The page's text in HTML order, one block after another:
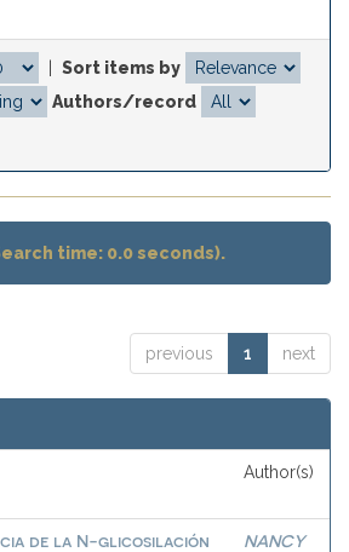
Sort items by
Authors/record
time: 0.0 seconds).
previous 1 next
Author(s)
de la N-glicosilación
NANCY